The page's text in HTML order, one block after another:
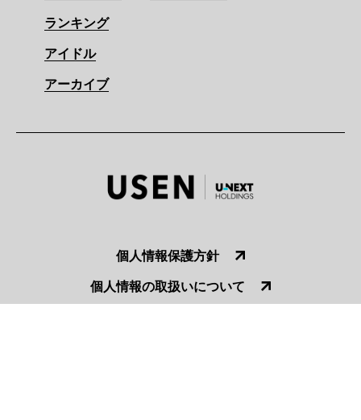
ランキング
アイドル
アーカイブ
個人情報保護方針
個人情報の取扱いについて